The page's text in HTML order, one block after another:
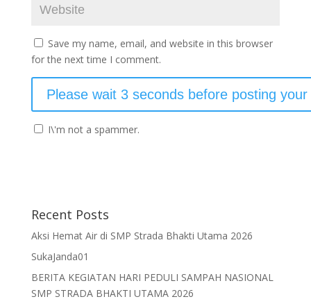
Save my name, email, and website in this browser
for the next time I comment.
I\'m not a spammer.
Recent Posts
Aksi Hemat Air di SMP Strada Bhakti Utama 2026
SukaJanda01
BERITA KEGIATAN HARI PEDULI SAMPAH NASIONAL
SMP STRADA BHAKTI UTAMA 2026